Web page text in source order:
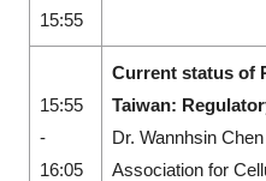
15:55
15:55
-
16:05
Current status of
Taiwan:
Dr. Wannhsin
Association for